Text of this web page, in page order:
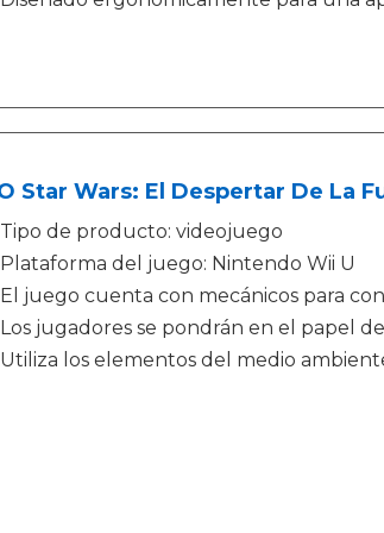
Star Wars: El Despertar De La
Tipo de producto: videojuego
Plataforma del juego: Nintendo Wii U
El juego cuenta con mecánicos para
Los jugadores se pondrán en el papel
Utiliza los elementos del medio